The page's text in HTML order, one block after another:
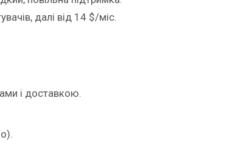
далі від 14 $/міс.
і доставкою.